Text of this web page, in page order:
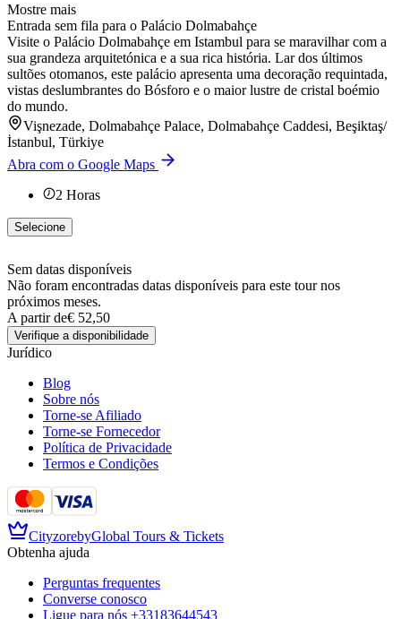
Mostre mais
Entrada sem fila para o Palácio Dolmabahçe
Visite o Palácio Dolmabahçe em Istambul para se maravilhar com a
sua grandeza arquitetónica e a sua rica história. Lar dos últimos
sultões otomanos, este palácio apresenta uma decoração requintada,
vistas deslumbrantes do Bósforo e o maior lustre de cristal boémio
do mundo.
Vişnezade, Dolmabahçe Palace, Dolmabahçe Caddesi, Beşiktaş/
İstanbul, Türkiye
Abra com o Google Maps
2 Horas
Selecione
Sem datas disponíveis
Não foram encontradas datas disponíveis para este tour nos
próximos meses.
A partir de€ 52,50
Verifique a disponibilidade
Jurídico
Blog
Sobre nós
Torne-se Afiliado
Torne-se Fornecedor
Política de Privacidade
Termos e Condições
CityzorebyGlobal Tours & Tickets
Obtenha ajuda
Perguntas frequentes
Converse conosco
Ligue para nós +33183644543